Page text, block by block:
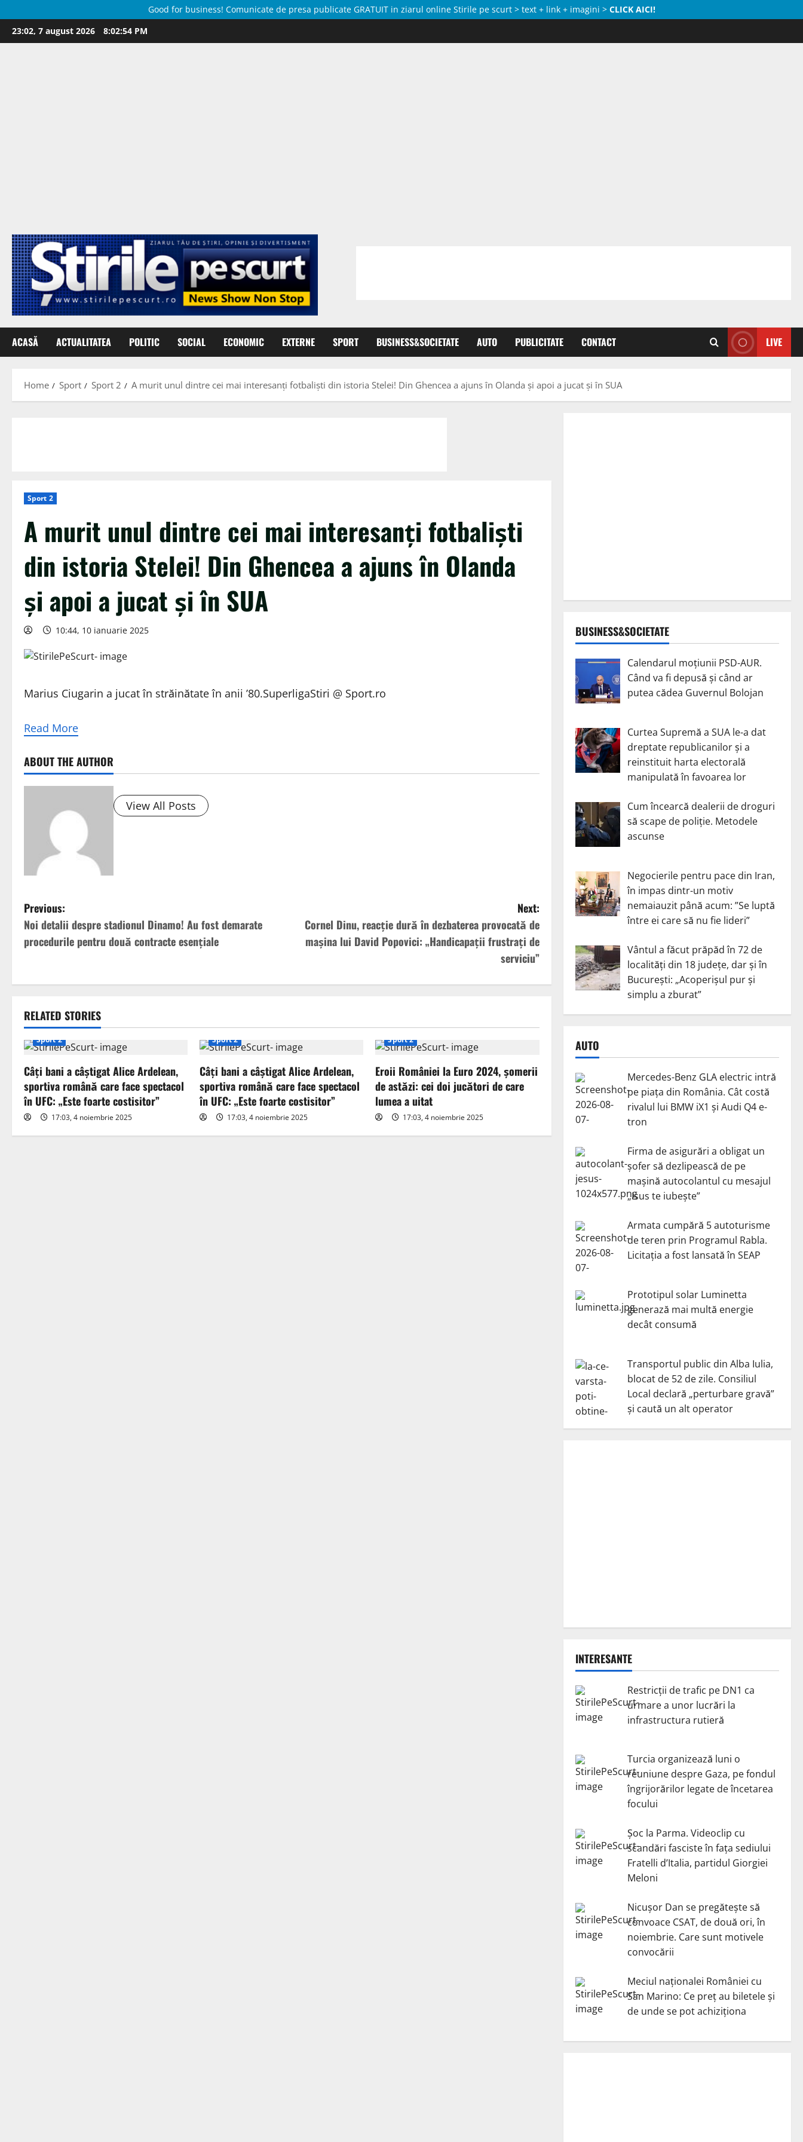
Good for business! Comunicate de presa publicate GRATUIT in ziarul online Stirile pe scurt > text + link + imagini > CLICK AICI!
Skip
to
23:02, 7 august 2026 8:02:55 PM
ACASĂ ACTUALITATEA POLITIC SOCIAL ECONOMIC EXTERNE SPORT BUSINESS&SOCIETATE AUTO PUBLICITATE CONTACT LIVE
Home Sport Sport 2 A murit unul dintre cei mai interesanți fotbaliști din istoria Stelei! Din Ghencea a ajuns în Olanda și apoi a jucat și în SUA
Sport 2
A murit unul dintre cei mai interesanți fotbaliști
din istoria Stelei! Din Ghencea a ajuns în Olanda
și apoi a jucat și în SUA
10:44, 10 ianuarie 2025
Marius Ciugarin a jucat în străinătate în anii ’80.SuperligaStiri @ Sport.ro
Read More
ABOUT THE AUTHOR
View All Posts
P
o
t
n
a
v
i
g
a
Previous:
Noi detalii despre stadionul Dinamo! Au fost demarate
procedurile pentru două contracte esențiale
Next:
Cornel Dinu, reacție dură în dezbaterea provocată de
mașina lui David Popovici: „Handicapații frustrați de
serviciu”
RELATED STORIES
Sport 2
Câți bani a câștigat Alice Ardelean,
sportiva română care face spectacol
în UFC: „Este foarte costisitor”
17:03, 4 noiembrie 2025
Sport 2
Câți bani a câștigat Alice Ardelean,
sportiva română care face spectacol
în UFC: „Este foarte costisitor”
17:03, 4 noiembrie 2025
Sport 2
Eroii României la Euro 2024, șomerii
de astăzi: cei doi jucători de care
lumea a uitat
17:03, 4 noiembrie 2025
BUSINESS&SOCIETATE
Calendarul moțiunii PSD-AUR.
Când va fi depusă și când ar
putea cădea Guvernul Bolojan
Curtea Supremă a SUA le-a dat
dreptate republicanilor și a
reinstituit harta electorală
manipulată în favoarea lor
Cum încearcă dealerii de droguri
să scape de poliție. Metodele
ascunse
Negocierile pentru pace din Iran,
în impas dintr-un motiv
nemaiauzit până acum: ”Se luptă
între ei care să nu fie lideri”
Vântul a făcut prăpăd în 72 de
localități din 18 județe, dar și în
București: „Acoperișul pur și
simplu a zburat”
AUTO
Mercedes-Benz GLA electric intră
pe piața din România. Cât costă
rivalul lui BMW iX1 și Audi Q4 e-
tron
Firma de asigurări a obligat un
șofer să dezlipească de pe
mașină autocolantul cu mesajul
„Isus te iubește”
Armata cumpără 5 autoturisme
de teren prin Programul Rabla.
Licitația a fost lansată în SEAP
Prototipul solar Luminetta
generază mai multă energie
decât consumă
Transportul public din Alba Iulia,
blocat de 52 de zile. Consiliul
Local declară „perturbare gravă”
și caută un alt operator
INTERESANTE
Restricții de trafic pe DN1 ca
urmare a unor lucrări la
infrastructura rutieră
Turcia organizează luni o
reuniune despre Gaza, pe fondul
îngrijorărilor legate de încetarea
focului
Șoc la Parma. Videoclip cu
scandări fasciste în fața sediului
Fratelli d’Italia, partidul Giorgiei
Meloni
Nicuşor Dan se pregăteşte să
convoace CSAT, de două ori, în
noiembrie. Care sunt motivele
convocării
Meciul naționalei României cu
San Marino: Ce preț au biletele și
de unde se pot achiziționa